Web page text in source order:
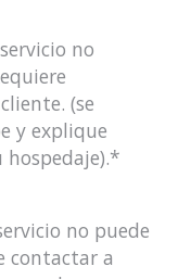
no
(se
y explique
no puede
contactar a